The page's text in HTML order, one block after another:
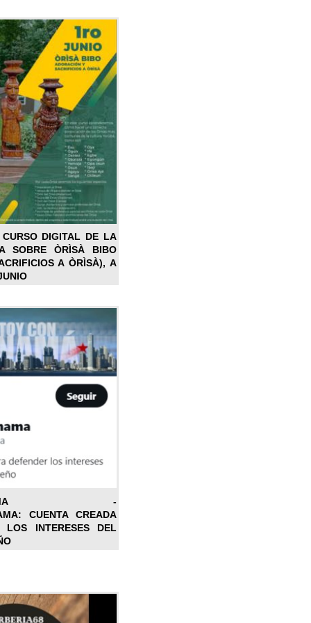
DIGITAL DE LA
SOBRE ÒRÌSÀ BIBO
A ÒRÌSÀ), A
-
CUENTA CREADA
LOS INTERESES DEL